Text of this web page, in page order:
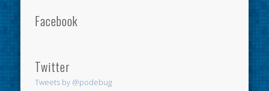
Facebook
Twitter
Tweets by @podebug